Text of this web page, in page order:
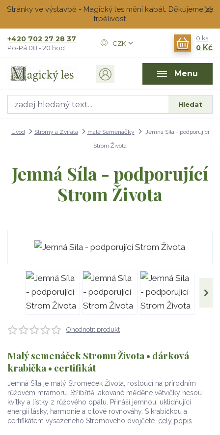
Stránky ve výstavbě - Magický les mění kabát. Děkujeme za
trpělivost.
Menu
CZK
Hledat
+420 702 27 28 37
Po-Pá 08 - 20 hod
0 ks
0 Kč
Úvod Stromy a Zvířata malé Semenáčky
Jemná Síla - podporující
Strom Života
Jemná Síla - podporující
Strom Života
Ohodnotit produkt
Malý semenáček Stromu Života • dárková
krabička • certifikát
Jemná Síla je malý Stromeček Života, rostoucí na přírodním
růžovém mramoru. Stříbřitě lakované měděné větvičky nesou
kvítky a lístky z růžového opálu. Přináší jemnou, uklidňující
energii lásky, harmonie a citové rovnováhy. S krabičkou a
certifikátem vysazeného Stromového dvojčete. celý popis